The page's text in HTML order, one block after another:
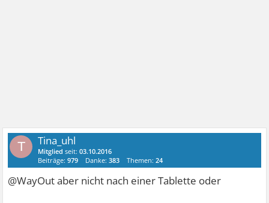
T Tina_uhl
Mitglied seit:03.10.2016
Beiträge:979 Danke:383 Themen:24
@WayOut aber nicht nach einer Tablette oder